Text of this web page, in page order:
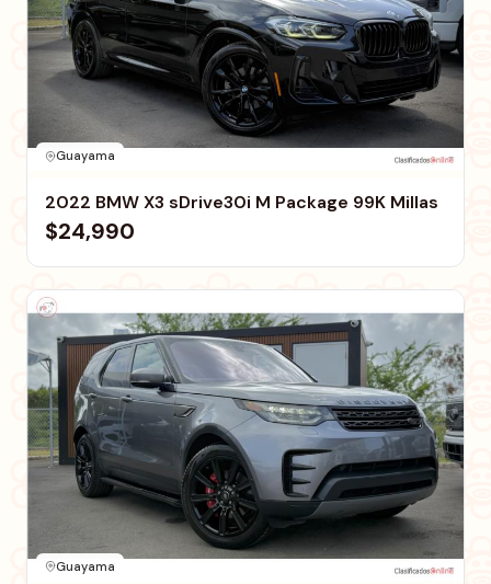
Guayama
2022 BMW X3 sDrive30i M Package 99K Millas
$24,990
Guayama